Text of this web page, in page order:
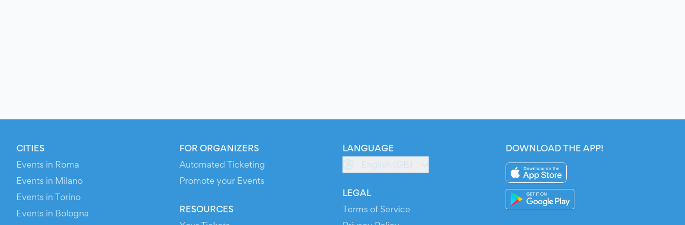
CITIES
Events in Roma
Events in Milano
Events in Torino
Events in Bologna
FOR ORGANIZERS
Automated Ticketing
Promote your Events
RESOURCES
LANGUAGE
English (GB)
LEGAL
Terms of Service
DOWNLOAD THE APP!